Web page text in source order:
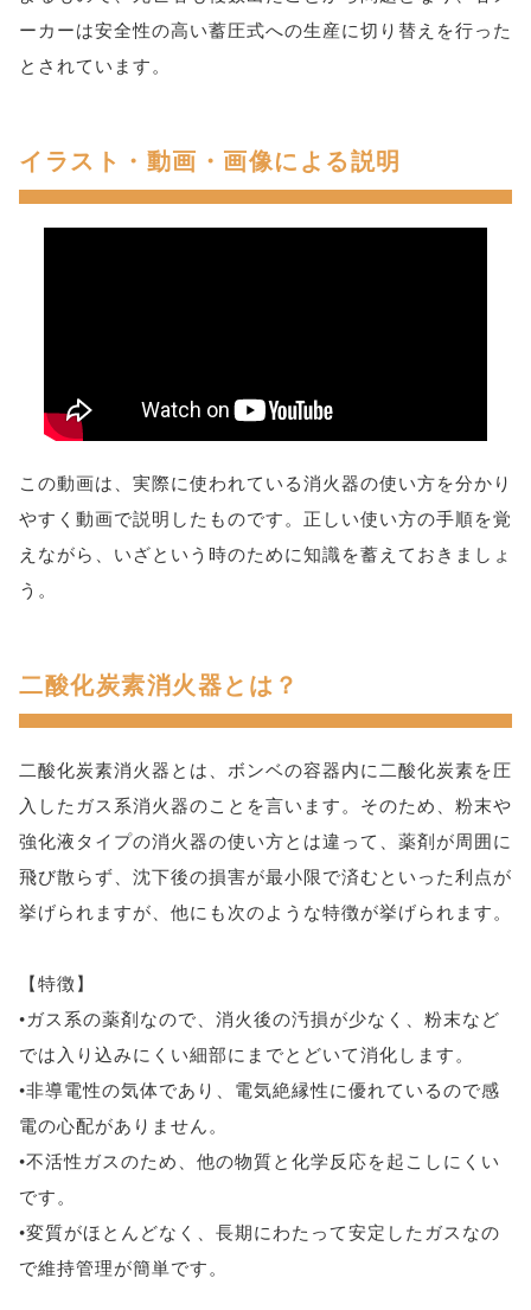
ーカーは安全性の高い蓄圧式への生産に切り替えを行った
とされています。
イラスト・動画・画像による説明
この動画は、実際に使われている消火器の使い方を分かり
やすく動画で説明したものです。正しい使い方の手順を覚
えながら、いざという時のために知識を蓄えておきましょ
う。
二酸化炭素消火器とは？
二酸化炭素消火器とは、ボンベの容器内に二酸化炭素を圧
入したガス系消火器のことを言います。そのため、粉末や
強化液タイプの消火器の使い方とは違って、薬剤が周囲に
飛び散らず、沈下後の損害が最小限で済むといった利点が
挙げられますが、他にも次のような特徴が挙げられます。
【特徴】
•ガス系の薬剤なので、消火後の汚損が少なく、粉末など
では入り込みにくい細部にまでとどいて消化します。
•非導電性の気体であり、電気絶縁性に優れているので感
電の心配がありません。
•不活性ガスのため、他の物質と化学反応を起こしにくい
です。
•変質がほとんどなく、長期にわたって安定したガスなの
で維持管理が簡単です。